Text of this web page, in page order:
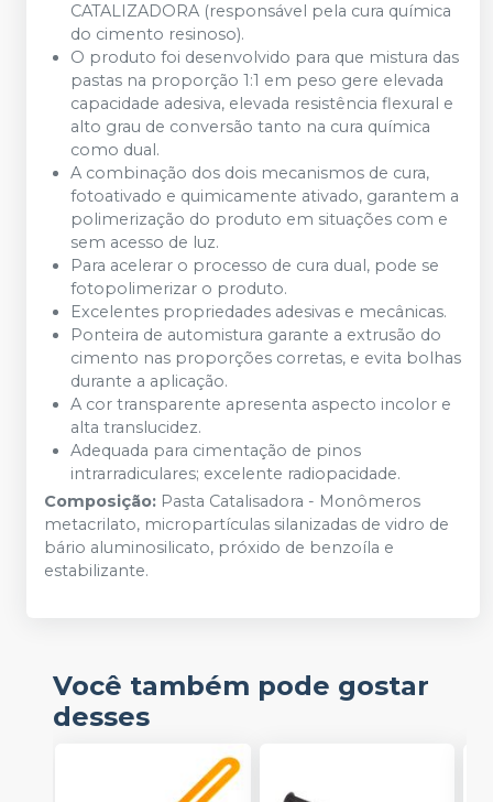
CATALIZADORA (responsável pela cura química
do cimento resinoso).
O produto foi desenvolvido para que mistura das
pastas na proporção 1:1 em peso gere elevada
capacidade adesiva, elevada resistência flexural e
alto grau de conversão tanto na cura química
como dual.
A combinação dos dois mecanismos de cura,
fotoativado e quimicamente ativado, garantem a
polimerização do produto em situações com e
sem acesso de luz.
Para acelerar o processo de cura dual, pode se
fotopolimerizar o produto.
Excelentes propriedades adesivas e mecânicas.
Ponteira de automistura garante a extrusão do
cimento nas proporções corretas, e evita bolhas
durante a aplicação.
A cor transparente apresenta aspecto incolor e
alta translucidez.
Adequada para cimentação de pinos
intrarradiculares; excelente radiopacidade.
Composição: Pasta Catalisadora - Monômeros
metacrilato, micropartículas silanizadas de vidro de
bário aluminosilicato, próxido de benzoíla e
estabilizante.
Você também pode gostar
desses